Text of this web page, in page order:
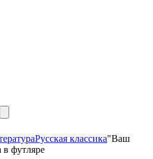
Русская классика"Ваш
футляре